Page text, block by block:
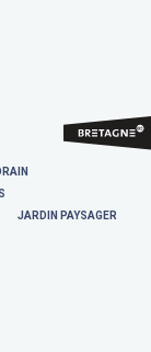
JARDIN PAYSAGER